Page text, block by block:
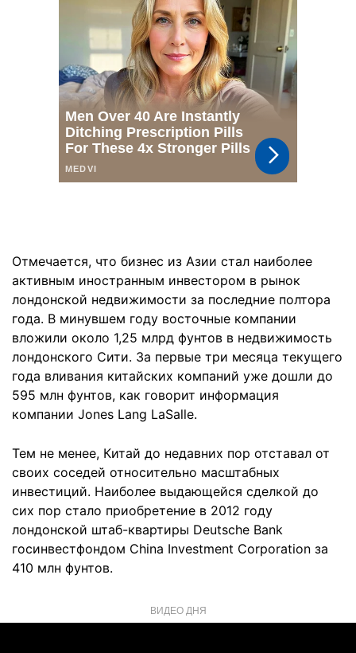
Отмечается, что бизнес из Азии стал наиболее
активным иностранным инвестором в рынок
лондонской недвижимости за последние полтора
года. В минувшем году восточные компании
вложили около 1,25 млрд фунтов в недвижимость
лондонского Сити. За первые три месяца текущего
года вливания китайских компаний уже дошли до
595 млн фунтов, как говорит информация
компании Jones Lang LaSalle.
Тем не менее, Китай до недавних пор отставал от
своих соседей относительно масштабных
инвестиций. Наиболее выдающейся сделкой до
сих пор стало приобретение в 2012 году
лондонской штаб-квартиры Deutsche Bank
госинвестфондом China Investment Corporation за
410 млн фунтов.
ВИДЕО ДНЯ